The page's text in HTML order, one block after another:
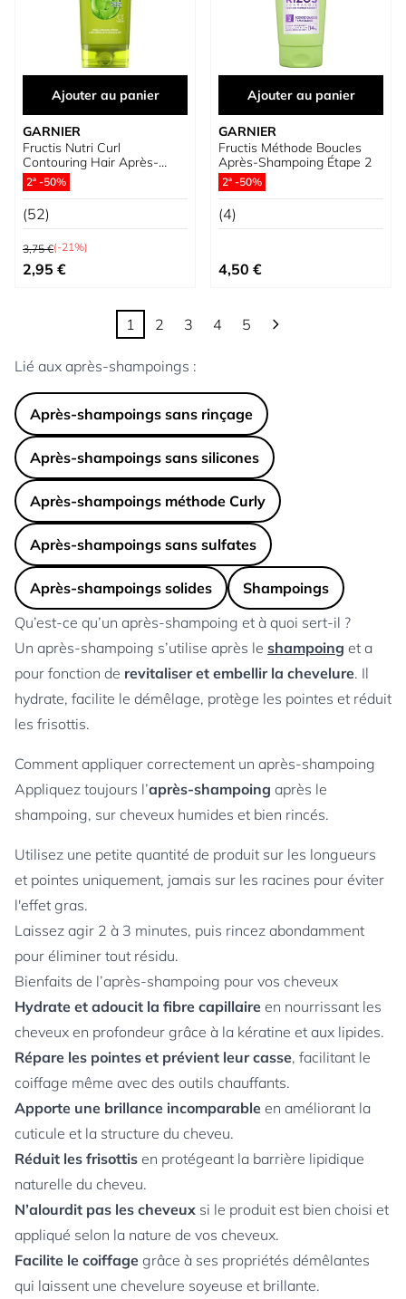
Ajouter au panier
GARNIER
Fructis Nutri Curl
Contouring Hair Après-
shampoing Cheveux
Bouclés ou Ondulés
2ª -50%
(52)
Prix normal
3,75 €(-21%)
Prix spécial
2,95 €
Ajouter au panier
GARNIER
Fructis Méthode Boucles
Après-Shampoing Étape 2
2ª -50%
(4)
4,50 €
Vous lisez actuellement la page
1
Page
2
Page
3
Page
4
Page
5
Lié aux après-shampoings :
Après-shampoings sans rinçage
Après-shampoings sans silicones
Après-shampoings méthode Curly
Après-shampoings sans sulfates
Après-shampoings solides
Shampoings
Qu’est-ce qu’un après-shampoing et à quoi sert-il ?
Un après-shampoing s’utilise après le shampoing et a
pour fonction de revitaliser et embellir la chevelure. Il
hydrate, facilite le démêlage, protège les pointes et réduit
les frisottis.
Comment appliquer correctement un après-shampoing
Appliquez toujours l’après-shampoing après le
shampoing, sur cheveux humides et bien rincés.
Utilisez une petite quantité de produit sur les longueurs
et pointes uniquement, jamais sur les racines pour éviter
l'effet gras.
Laissez agir 2 à 3 minutes, puis rincez abondamment
pour éliminer tout résidu.
Bienfaits de l’après-shampoing pour vos cheveux
Hydrate et adoucit la fibre capillaire en nourrissant les
cheveux en profondeur grâce à la kératine et aux lipides.
Répare les pointes et prévient leur casse, facilitant le
coiffage même avec des outils chauffants.
Apporte une brillance incomparable en améliorant la
cuticule et la structure du cheveu.
Réduit les frisottis en protégeant la barrière lipidique
naturelle du cheveu.
N’alourdit pas les cheveux si le produit est bien choisi et
appliqué selon la nature de vos cheveux.
Facilite le coiffage grâce à ses propriétés démêlantes
qui laissent une chevelure soyeuse et brillante.